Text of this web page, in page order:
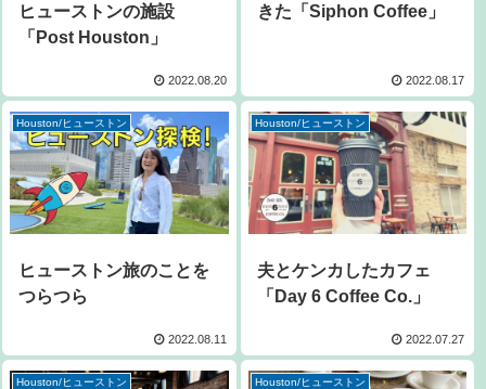
ヒューストンの施設
「Post Houston」
2022.08.20
きた「Siphon Coffee」
2022.08.17
Houston/ヒューストン
ヒューストン旅のことを
つらつら
2022.08.11
Houston/ヒューストン
夫とケンカしたカフェ
「Day 6 Coffee Co.」
2022.07.27
Houston/ヒューストン Houston/ヒューストン